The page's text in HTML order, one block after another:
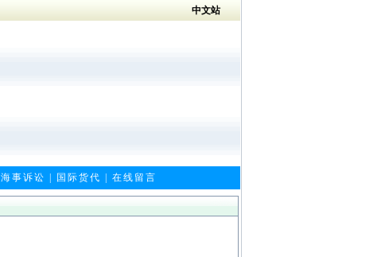
中文站
海事诉讼 国际货代 在线留言